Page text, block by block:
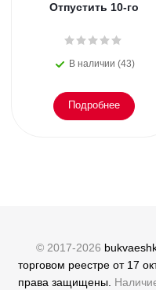
Отпустить 10-го
В наличии (43)
Подробнее
© 2017-2026
торговом реестре от 17
права защищены.